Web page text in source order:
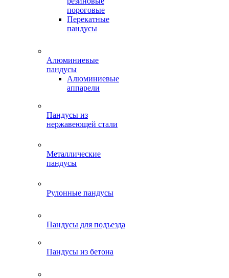
пороговые
Перекатные
пандусы
Алюминиевые
пандусы
Алюминиевые
аппарели
Пандусы из
нержавеющей стали
Металлические
пандусы
Рулонные пандусы
Пандусы для подъезда
Пандусы из бетона